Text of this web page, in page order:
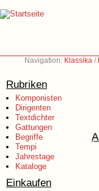
Navigation: Klassika /
Rubriken
Komponisten
Dirigenten
Textdichter
Gattungen
Begriffe
Tempi
Jahrestage
Kataloge
Einkaufen